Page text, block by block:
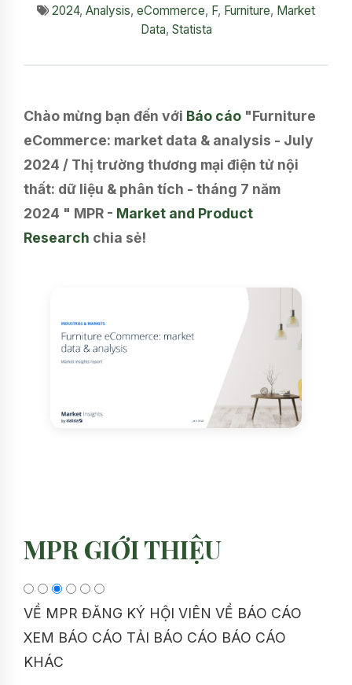
2024, Analysis, eCommerce, F, Furniture, Market
Data, Statista
Chào mừng bạn đến với Báo cáo "Furniture
eCommerce: market data & analysis - July
2024 / Thị trường thương mại điện tử nội
thất: dữ liệu & phân tích - tháng 7 năm
2024 " MPR - Market and Product
Research chia sẻ!
MPR GIỚI THIỆU
VỀ MPR ĐĂNG KÝ HỘI VIÊN VỀ BÁO CÁO
XEM BÁO CÁO TẢI BÁO CÁO BÁO CÁO
KHÁC